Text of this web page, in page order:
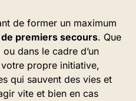
de former un maximum
premiers secours. Que
dans le cadre d’un
propre initiative,
qui sauvent des vies et
vite et bien en cas